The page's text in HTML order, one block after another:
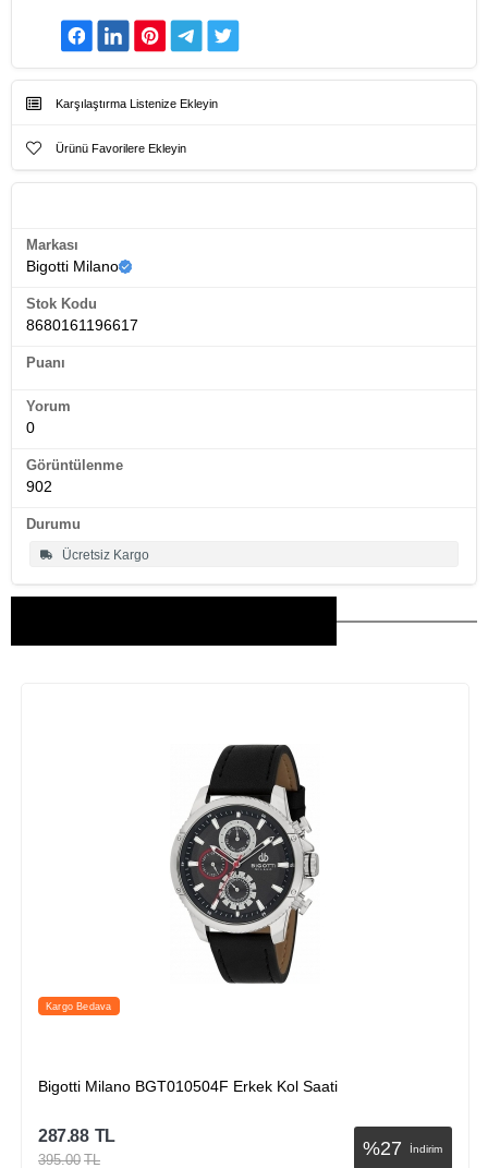
Karşılaştırma Listenize Ekleyin
Ürünü Favorilere Ekleyin
Markası
Bigotti Milano
Stok Kodu
8680161196617
Puanı
Yorum
0
Görüntülenme
902
Durumu
Ücretsiz Kargo
Kargo Bedava
Bigotti Milano BGT010504F Erkek Kol Saati
%27 İndirim
287.88 TL
395.00 TL